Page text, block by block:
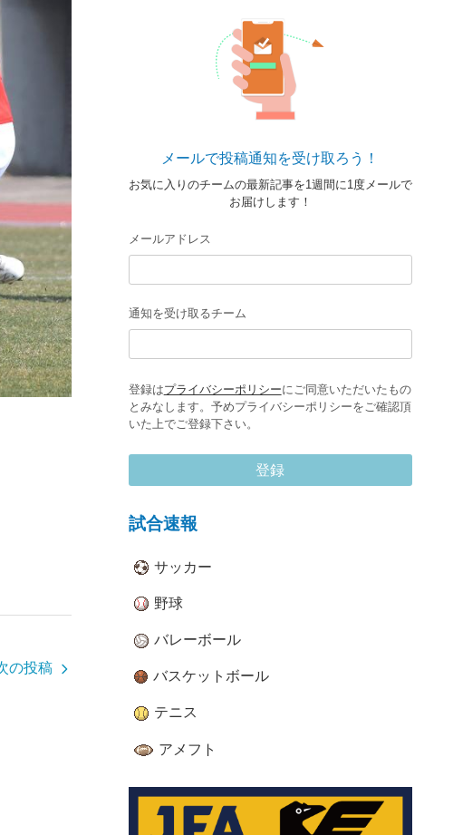
の投稿
メールで投稿通知を受け取ろう！
お気に入りのチームの最新記事を1週間に1度メールで
お届けします！
メールアドレス
通知を受け取るチーム
登録はプライバシーポリシーにご同意いただいたもの
とみなします。予めプライバシーポリシーをご確認頂
いた上でご登録下さい。
登録
試合速報
サッカー
野球
バレーボール
バスケットボール
テニス
アメフト